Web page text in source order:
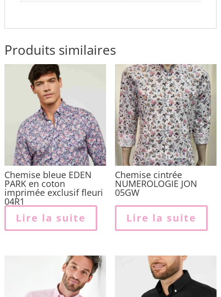
Produits similaires
Chemise bleue EDEN
PARK en coton
imprimée exclusif fleuri
04R1
Lire la suite
Chemise cintrée
NUMEROLOGIE JON
05GW
Lire la suite